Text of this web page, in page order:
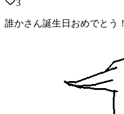
3
誰かさん誕生日おめでとう！